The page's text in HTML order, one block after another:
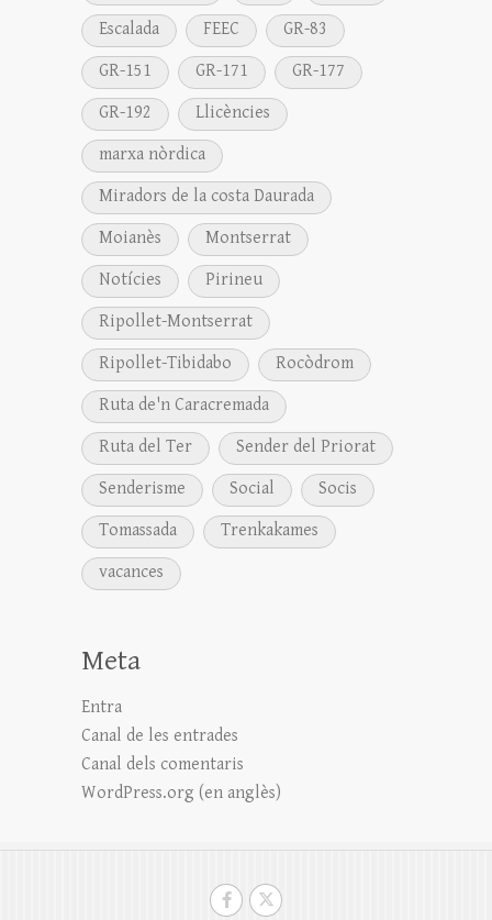
Escalada
FEEC
GR-83
GR-151
GR-171
GR-177
GR-192
Llicències
marxa nòrdica
Miradors de la costa Daurada
Moianès
Montserrat
Notícies
Pirineu
Ripollet-Montserrat
Ripollet-Tibidabo
Rocòdrom
Ruta de'n Caracremada
Ruta del Ter
Sender del Priorat
Senderisme
Social
Socis
Tomassada
Trenkakames
vacances
Meta
Entra
Canal de les entrades
Canal dels comentaris
WordPress.org (en anglès)